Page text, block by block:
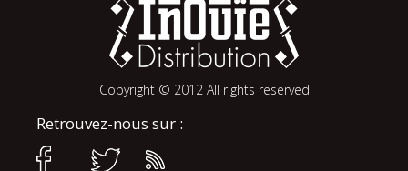
Copyright © 2012 All rights reserved
Retrouvez-nous sur :